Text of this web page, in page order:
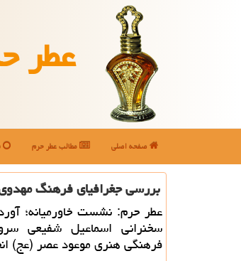
عطر
صفحه اصلی مطالب عطر حرم
بررسی جغرافیای فرهنگ
عطر حرم: نشست خاورمیانه؛
سخنرانی اسماعیل شفیعی
فرهنگی هنری موعود عصر (عج)